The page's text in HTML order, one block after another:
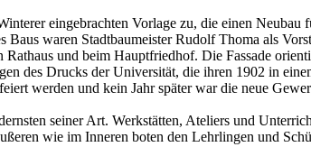
eingebrachten Vorlage zu, die einen
waren Stadtbaumeister Rudolf Thoma als
und beim Hauptfriedhof. Die Fassade
des Drucks der Universität, die ihren 1902 in
werden und kein Jahr später war die neue
seiner Art. Werkstätten, Ateliers und
wie im Inneren boten den Lehrlingen und